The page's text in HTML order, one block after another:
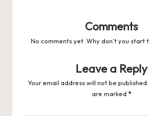
Comments
No comments yet. Why don’t you start
Leave a Reply
Your email address will not be published.
are marked *